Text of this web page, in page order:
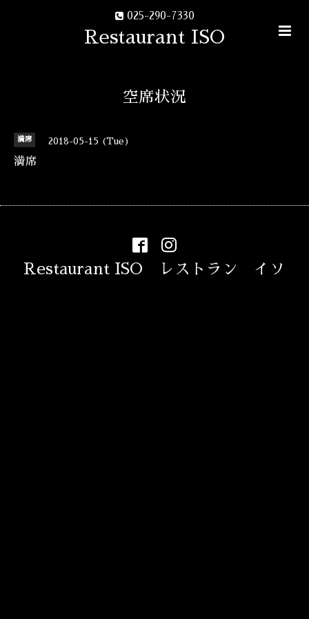
025-290-7330
Restaurant ISO
空席状況
満席 2018-05-15 (Tue)
満席
Restaurant ISO レストラン イソ